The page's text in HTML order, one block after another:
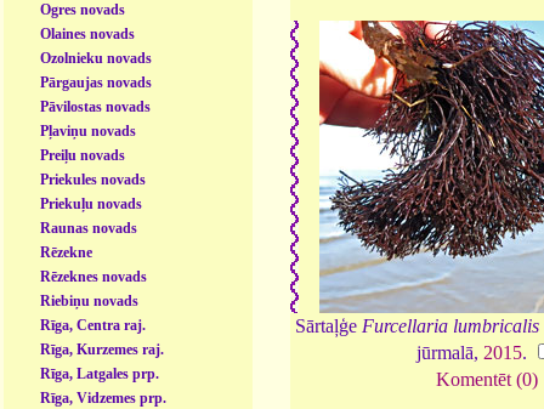
Ogres novads
Olaines novads
Ozolnieku novads
Pārgaujas novads
Pāvilostas novads
Pļaviņu novads
Preiļu novads
Priekules novads
Priekuļu novads
Raunas novads
Rēzekne
Rēzeknes novads
Riebiņu novads
Rīga, Centra raj.
Rīga, Kurzemes raj.
Rīga, Latgales prp.
Rīga, Vidzemes prp.
Sārtaļģe Furcellaria lumbricalis
jūrmalā, 2015.
Komentēt (0)